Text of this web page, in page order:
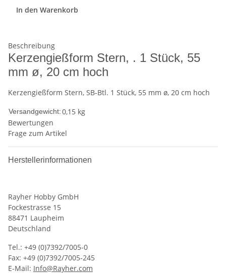
In den Warenkorb
Beschreibung
Kerzengießform Stern, . 1 Stück, 55
mm ø, 20 cm hoch
Kerzengießform Stern, SB-Btl. 1 Stück, 55 mm ø, 20 cm hoch
Versandgewicht:0,15 kg
Bewertungen
Frage zum Artikel
Herstellerinformationen
Rayher Hobby GmbH
Fockestrasse 15
88471 Laupheim
Deutschland
Tel.: +49 (0)7392/7005-0
Fax: +49 (0)7392/7005-245
E-Mail: Info@Rayher.com